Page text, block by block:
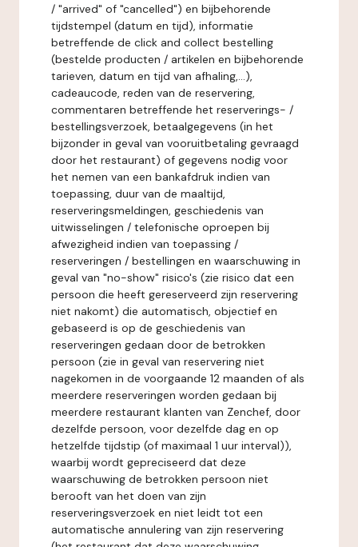
/ "arrived" of "cancelled") en bijbehorende
tijdstempel (datum en tijd), informatie
betreffende de click and collect bestelling
(bestelde producten / artikelen en bijbehorende
tarieven, datum en tijd van afhaling,...),
cadeaucode, reden van de reservering,
commentaren betreffende het reserverings- /
bestellingsverzoek, betaalgegevens (in het
bijzonder in geval van vooruitbetaling gevraagd
door het restaurant) of gegevens nodig voor
het nemen van een bankafdruk indien van
toepassing, duur van de maaltijd,
reserveringsmeldingen, geschiedenis van
uitwisselingen / telefonische oproepen bij
afwezigheid indien van toepassing /
reserveringen / bestellingen en waarschuwing in
geval van "no-show" risico's (zie risico dat een
persoon die heeft gereserveerd zijn reservering
niet nakomt) die automatisch, objectief en
gebaseerd is op de geschiedenis van
reserveringen gedaan door de betrokken
persoon (zie in geval van reservering niet
nagekomen in de voorgaande 12 maanden of als
meerdere reserveringen worden gedaan bij
meerdere restaurant klanten van Zenchef, door
dezelfde persoon, voor dezelfde dag en op
hetzelfde tijdstip (of maximaal 1 uur interval)),
waarbij wordt gepreciseerd dat deze
waarschuwing de betrokken persoon niet
berooft van het doen van zijn
reserveringsverzoek en niet leidt tot een
automatische annulering van zijn reservering